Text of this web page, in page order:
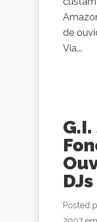
de
Via...
Posted